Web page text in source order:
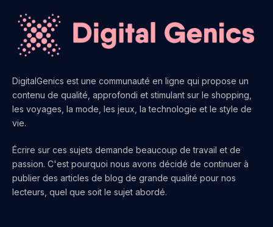
DigitalGenics est une communauté en ligne qui propose un
contenu de qualité, approfondi et stimulant sur le shopping,
les voyages, la mode, les jeux, la technologie et le style de
vie.
Écrire sur ces sujets demande beaucoup de travail et de
passion. C'est pourquoi nous avons décidé de continuer à
publier des articles de blog de grande qualité pour nos
lecteurs, quel que soit le sujet abordé.